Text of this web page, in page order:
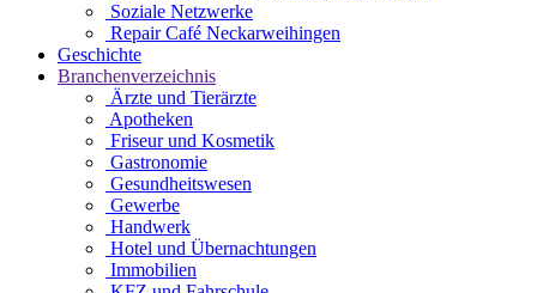
Soziale Netzwerke
Repair Café Neckarweihingen
Geschichte
Branchenverzeichnis
Ärzte und Tierärzte
Apotheken
Friseur und Kosmetik
Gastronomie
Gesundheitswesen
Gewerbe
Handwerk
Hotel und Übernachtungen
Immobilien